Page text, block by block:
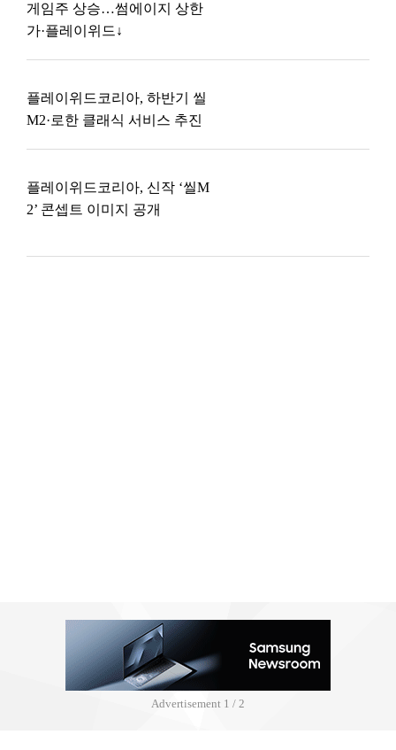
게임주 상승…썸에이지 상한
가·플레이위드↓
플레이위드코리아, 하반기 씰
M2·로한 클래식 서비스 추진
플레이위드코리아, 신작 ‘씰M
2’ 콘셉트 이미지 공개
Advertisement 2 / 2